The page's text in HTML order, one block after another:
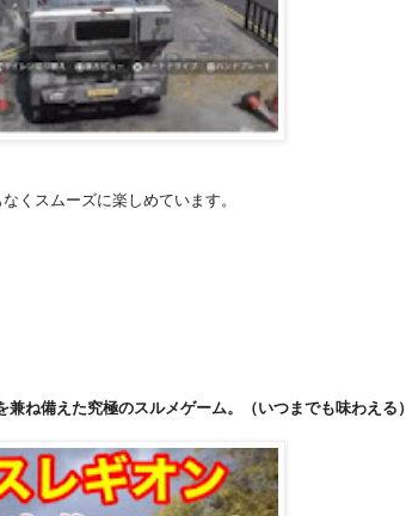
くスムーズに楽しめています。
ね備えた究極のスルメゲーム。（いつまでも味わえる）